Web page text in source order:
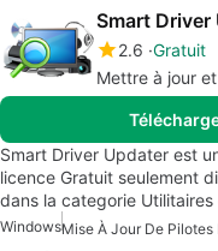
Smart Driver
2.6 Gratuit
Mettre à jour
Smart Driver Updater est
licence Gratuit seulement
dans la categorie
WindowsMise À Jour De Pilotes